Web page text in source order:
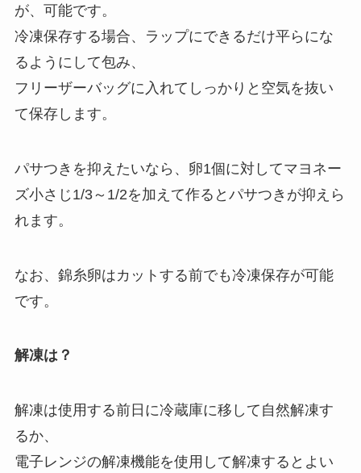
が、可能です。
冷凍保存する場合、ラップにできるだけ平らにな
るようにして包み、
フリーザーバッグに入れてしっかりと空気を抜い
て保存します。
パサつきを抑えたいなら、卵1個に対してマヨネー
ズ小さじ1/3～1/2を加えて作るとパサつきが抑えら
れます。
なお、錦糸卵はカットする前でも冷凍保存が可能
です。
解凍は？
解凍は使用する前日に冷蔵庫に移して自然解凍す
るか、
電子レンジの解凍機能を使用して解凍するとよい